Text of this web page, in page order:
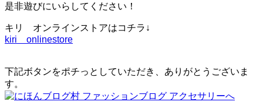
是非遊びにいらしてください！
キリ オンラインストアはコチラ↓
kiri onlinestore
下記ボタンをポチっとしていただき、ありがとうございま
す。